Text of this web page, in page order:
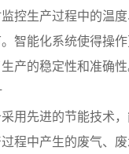
控生产过程中的温度
智能化系统使得操
产的稳定性和准确性
用先进的节能技术
程中产生的废气、